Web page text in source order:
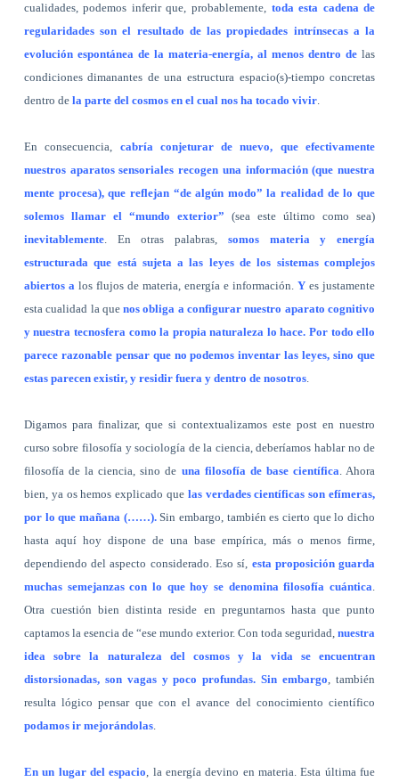
cualidades, podemos inferir que, probablemente, toda esta cadena de
regularidades son el resultado de las propiedades intrínsecas a la
evolución espontánea de la materia-energía, al menos dentro de las
condiciones dimanantes de una estructura espacio(s)-tiempo concretas
dentro de la parte del cosmos en el cual nos ha tocado vivir.
En consecuencia, cabría conjeturar de nuevo, que efectivamente
nuestros aparatos sensoriales recogen una información (que nuestra
mente procesa), que reflejan “de algún modo” la realidad de lo que
solemos llamar el “mundo exterior” (sea este último como sea)
inevitablemente. En otras palabras, somos materia y energía
estructurada que está sujeta a las leyes de los sistemas complejos
abiertos alos flujos de materia, energía e información.Y es justamente
esta cualidad la quenos obliga a configurar nuestro aparato cognitivo
y nuestra tecnosfera como la propia naturaleza lo hace. Por todo ello
parece razonable pensar que no podemos inventar las leyes, sino que
estas parecen existir, y residir fuera y dentro de nosotros.
Digamos para finalizar, que si contextualizamos este post en nuestro
curso sobre filosofía y sociología de la ciencia, deberíamos hablar no de
filosofía de la ciencia, sino de una filosofía de base científica. Ahora
bien, ya os hemos explicado que las verdades científicas son efímeras,
por lo que mañana (……).Sin embargo, también es cierto que lo dicho
hasta aquí hoy dispone de una base empírica, más o menos firme,
dependiendo del aspecto considerado. Eso sí, esta proposición guarda
muchas semejanzas con lo que hoy se denomina filosofía cuántica.
Otra cuestión bien distinta reside en preguntarnos hasta que punto
captamos la esencia de “ese mundo exterior. Con toda seguridad,nuestra
idea sobre la naturaleza del cosmos y la vida se encuentran
distorsionadas, son vagas y poco profundas. Sin embargo, también
resulta lógico pensar que con el avance del conocimiento científico
podamos ir mejorándolas.
En un lugar del espacio, la energía devino en materia. Esta última fue